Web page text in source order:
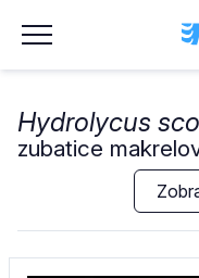
Hydrolycus
zubatice